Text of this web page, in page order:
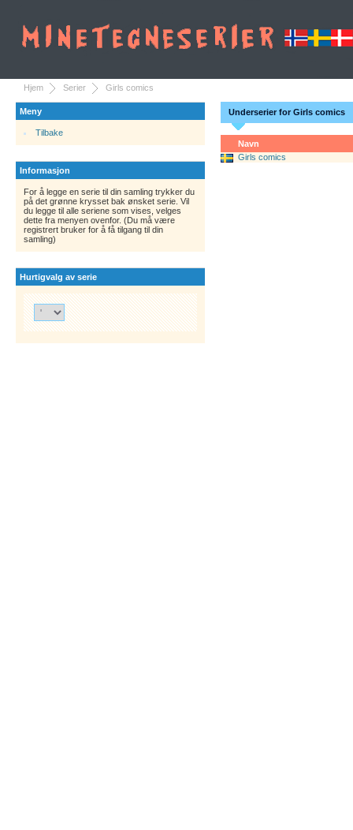
Hjem Serier Girls comics
Meny
Tilbake
Informasjon
For å legge en serie til din samling trykker du
på det grønne krysset bak ønsket serie. Vil
du legge til alle seriene som vises, velges
dette fra menyen ovenfor. (Du må være
registrert bruker for å få tilgang til din
samling)
Hurtigvalg av serie
Underserier for Girls comics
Navn
Girls comics